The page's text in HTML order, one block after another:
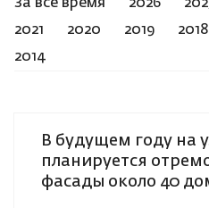
За все время 2026
2021
2020 2019 2018
2014
В будущем году на
планируется
фасады около 40